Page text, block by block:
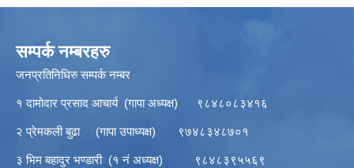
सम्पर्क नम्बरहरु
जनप्रतिनिधिरु सम्पर्क नम्बर
१ दामोदार प्रसाद आचार्य (गापा अध्यक्ष) ९८४८०८३४१६
२ प्रेमकली बुढा (गापा उपाध्यक्ष) ९७४८३४८७०१
३ भिम बहादुर भण्डारी (१ नं अध्यक्ष) ९८४८३९५५६९